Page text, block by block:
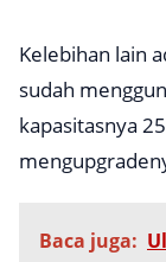
Kelebihan lain
sudah
kapasitasnya
Baca juga: